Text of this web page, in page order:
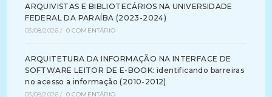
ARQUIVISTAS E BIBLIOTECÁRIOS NA UNIVERSIDADE
FEDERAL DA PARAÍBA (2023-2024)
03/08/2026 / 0 COMENTÁRIO
ARQUITETURA DA INFORMAÇÃO NA INTERFACE DE
SOFTWARE LEITOR DE E-BOOK: identificando barreiras
no acesso a informação (2010-2012)
03/08/2026 / 0 COMENTÁRIO